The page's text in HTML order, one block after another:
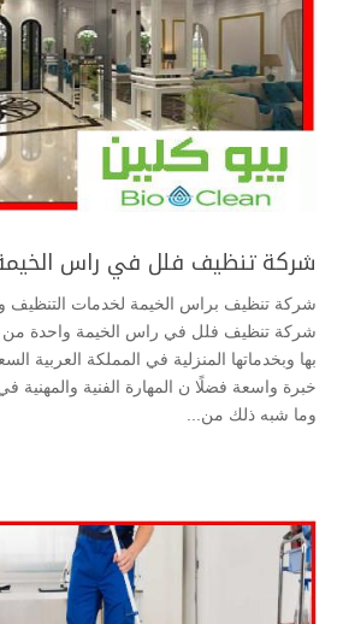
شركة تنظيف فلل في راس
شركة تنظيف براس الخيمة لخدمات التنظيف
شركة تنظيف فلل في راس الخيمة واحدة من
بها وبخدماتها المنزلية في المملكة العربية
خبرة واسعة فضلًا ن المهارة الفنية والمهنية
وما شبه ذلك من...